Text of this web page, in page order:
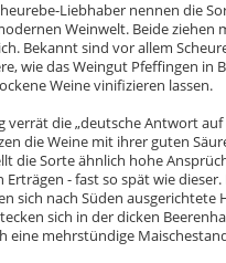
Liebhaber nennen die
Weinwelt. Beide
Bekannt sind vor allem
wie das Weingut Pfeffingen in
Weine vinifizieren lassen.
verrät die „deutsche Antwort
die Weine mit ihrer guten
die Sorte ähnlich hohe
Erträgen - fast so spät wie
sich nach Süden
sich in der dicken
eine mehrstündige